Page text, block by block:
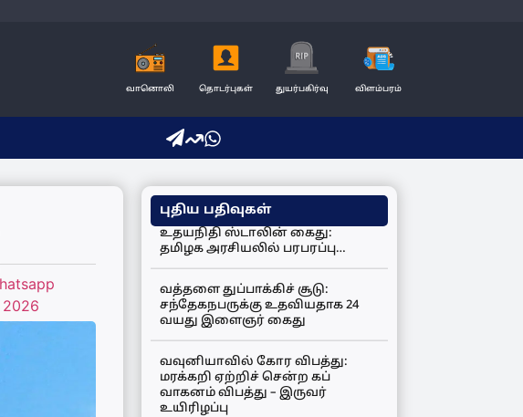
வானொலி தொடர்புகள் துயர்பகிர்வு விளம்பரம்
புதிய பதிவுகள்
உதயநிதி ஸ்டாலின் கைது:
தமிழக அரசியலில் பரபரப்பு…
வத்தளை துப்பாக்கிச் சூடு:
சந்தேகநபருக்கு உதவியதாக 24
வயது இளைஞர் கைது
வவுனியாவில் கோர விபத்து:
மரக்கறி ஏற்றிச் சென்ற கப்
வாகனம் விபத்து – இருவர்
உயிரிழப்பு